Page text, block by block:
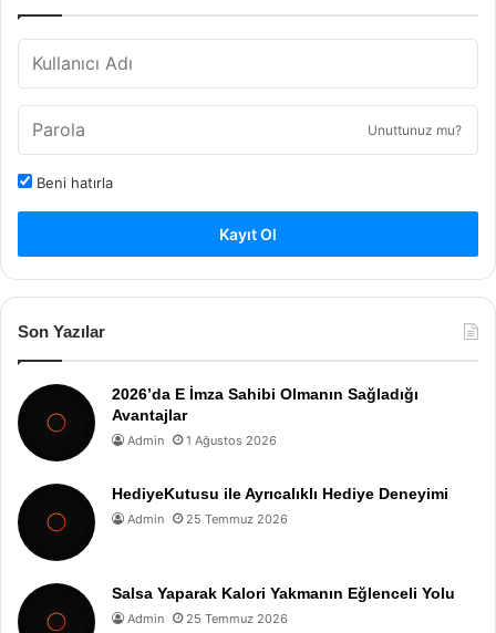
Unuttunuz mu?
Beni hatırla
Kayıt Ol
Son Yazılar
2026’da E İmza Sahibi Olmanın Sağladığı
Avantajlar
Admin 1 Ağustos 2026
HediyeKutusu ile Ayrıcalıklı Hediye Deneyimi
Admin 25 Temmuz 2026
Salsa Yaparak Kalori Yakmanın Eğlenceli Yolu
Admin 25 Temmuz 2026